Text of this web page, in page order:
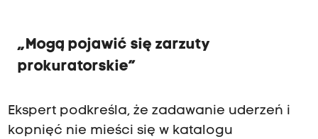
„Mogą pojawić się zarzuty
prokuratorskie”
Ekspert podkreśla, że zadawanie uderzeń i
kopnięć nie mieści się w katalogu